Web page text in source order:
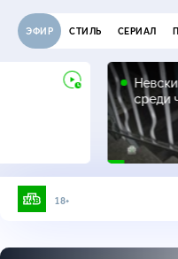
ЭФИР СТИЛЬ СЕРИАЛ
среди
18+